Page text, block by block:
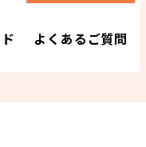
よくあるご質問